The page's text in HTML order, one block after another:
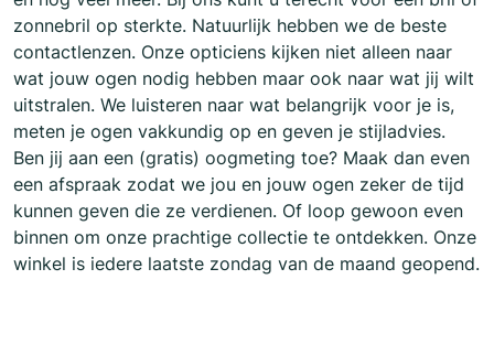
zonnebril op sterkte. Natuurlijk hebben we de beste
contactlenzen. Onze opticiens kijken niet alleen naar
wat jouw ogen nodig hebben maar ook naar wat jij wilt
uitstralen. We luisteren naar wat belangrijk voor je is,
meten je ogen vakkundig op en geven je stijladvies.
Ben jij aan een (gratis) oogmeting toe? Maak dan even
een afspraak zodat we jou en jouw ogen zeker de tijd
kunnen geven die ze verdienen. Of loop gewoon even
binnen om onze prachtige collectie te ontdekken. Onze
winkel is iedere laatste zondag van de maand geopend.